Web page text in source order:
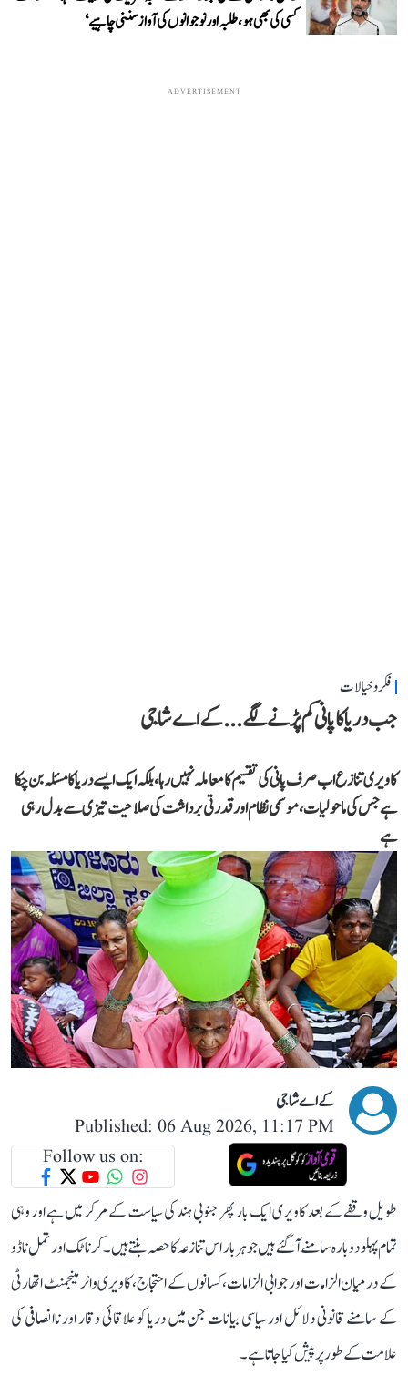
کسی کی بھی ہو، طلبہ اور نوجوانوں کی آواز سننی چاہیے‘
ADVERTISEMENT
فکر و خیالات
جب دریا کا پانی کم پڑنے لگے...کے اے شاجی
کاویری تنازع اب صرف پانی کی تقسیم کا معاملہ نہیں رہا، بلکہ ایک ایسے دریا کا مسئلہ بن چکا
ہے جس کی ماحولیات، موسمی نظام اور قدرتی برداشت کی صلاحیت تیزی سے بدل رہی
ہے
کے اے شاجی
Published: 06 Aug 2026, 11:17 PM
Follow us on:
طویل وقفے کے بعد کاویری ایک بار پھر جنوبی ہند کی سیاست کے مرکز میں ہے اور وہی
تمام پہلو دوبارہ سامنے آ گئے ہیں جو ہر بار اس تنازعہ کا حصہ بنتے ہیں۔ کرناٹک اور تمل ناڈو
کے درمیان الزامات اور جوابی الزامات، کسانوں کے احتجاج، کاویری واٹر مینجمنٹ اتھارٹی
کے سامنے قانونی دلائل اور سیاسی بیانات جن میں دریا کو علاقائی وقار اور ناانصافی کی
علامت کے طور پر پیش کیا جاتا ہے۔